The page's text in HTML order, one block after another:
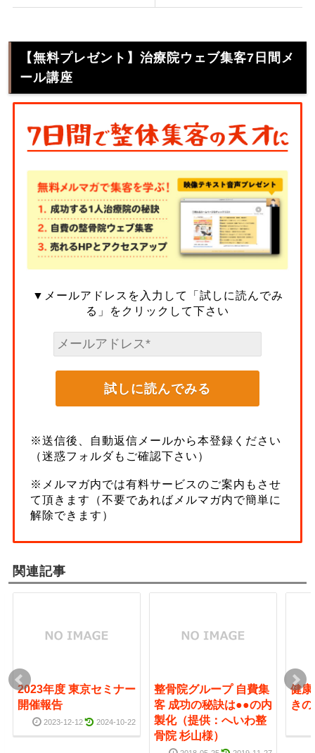
【無料プレゼント】治療院ウェブ集客7日間メ
ール講座
▼メールアドレスを入力して「試しに読んでみ
る」をクリックして下さい
※送信後、自動返信メールから本登録ください
（迷惑フォルダもご確認下さい）
※メルマガ内では有料サービスのご案内もさせ
て頂きます（不要であればメルマガ内で簡単に
解除できます）
関連記事
2023年度 東京セミナー
開催報告
2023-12-12 2024-10-22
整骨院グループ 自費集
客 成功の秘訣は●●の内
製化（提供：へいわ整
骨院 杉山様）
健
き